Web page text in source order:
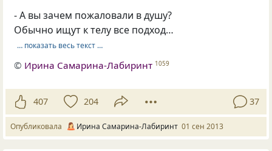
- А вы зачем пожаловали в душу?
Обычно ищут к телу все подход…
… показать весь текст …
© Ирина Самарина-Лабиринт 1059
407 204 37
Опубликовала Ирина Самарина-Лабиринт 01 сен 2013